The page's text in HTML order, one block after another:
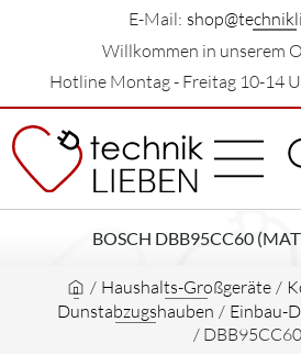
E-Mail:
Willkommen in unserem
Hotline Montag - Freitag 10-14
BOSCH DBB95CC60
/ Haushalts-Großgeräte /
Dunstabzugshauben / Einbau-
/ DBB95CC60